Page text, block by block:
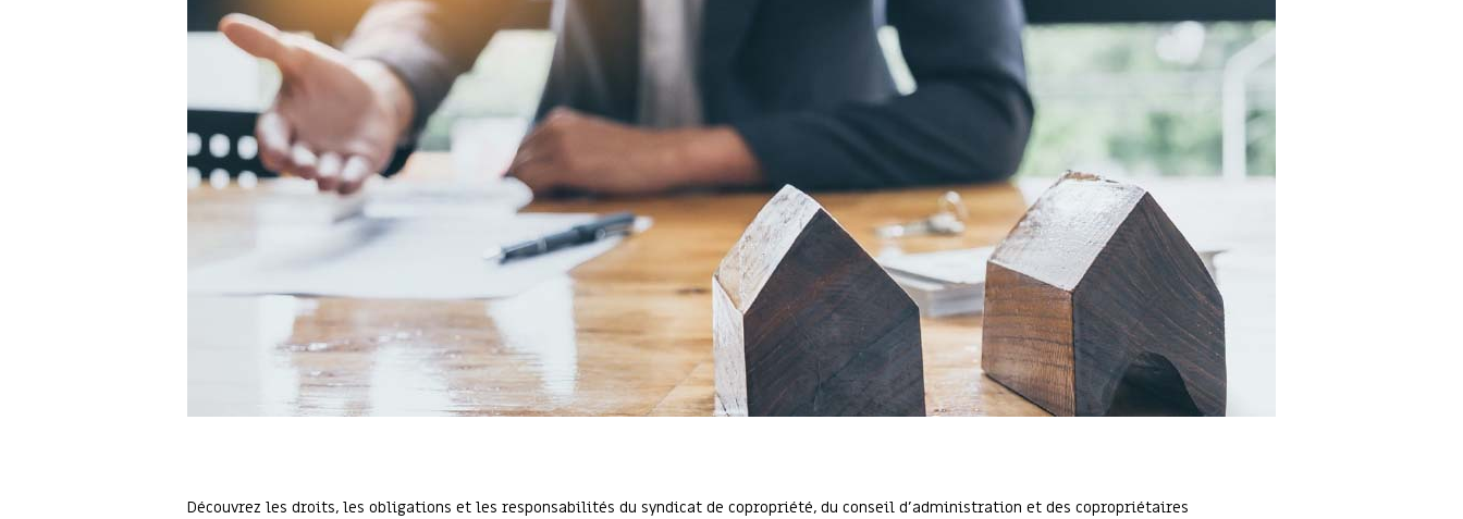
Découvrez les droits, les obligations et les responsabilités du syndicat de copropriété, du conseil d’administration et des copropriétaires